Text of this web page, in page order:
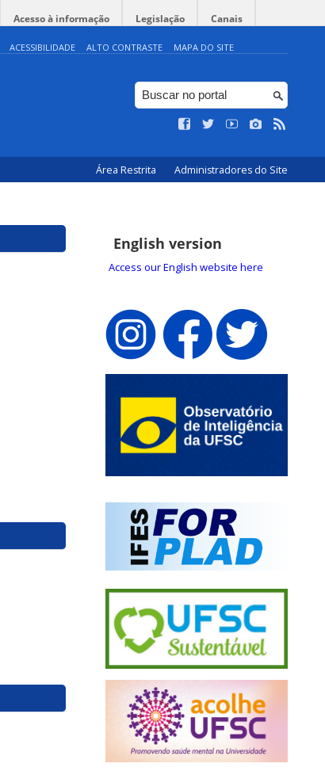
Acesso à informação Legislação Canais
ACESSIBILIDADE ALTO CONTRASTE MAPA DO SITE
Área Restrita Administradores do Site
English version
Access our English website here